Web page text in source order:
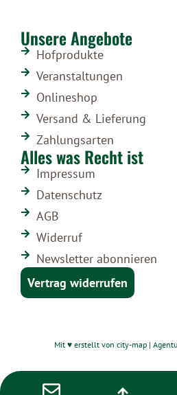
Unsere Angebote
Hofprodukte
Veranstaltungen
Onlineshop
Versand & Lieferung
Zahlungsarten
Alles was Recht ist
Impressum
Datenschutz
AGB
Widerruf
Newsletter abonnieren
Vertrag widerrufen
Mit ♥ erstellt von city-map |